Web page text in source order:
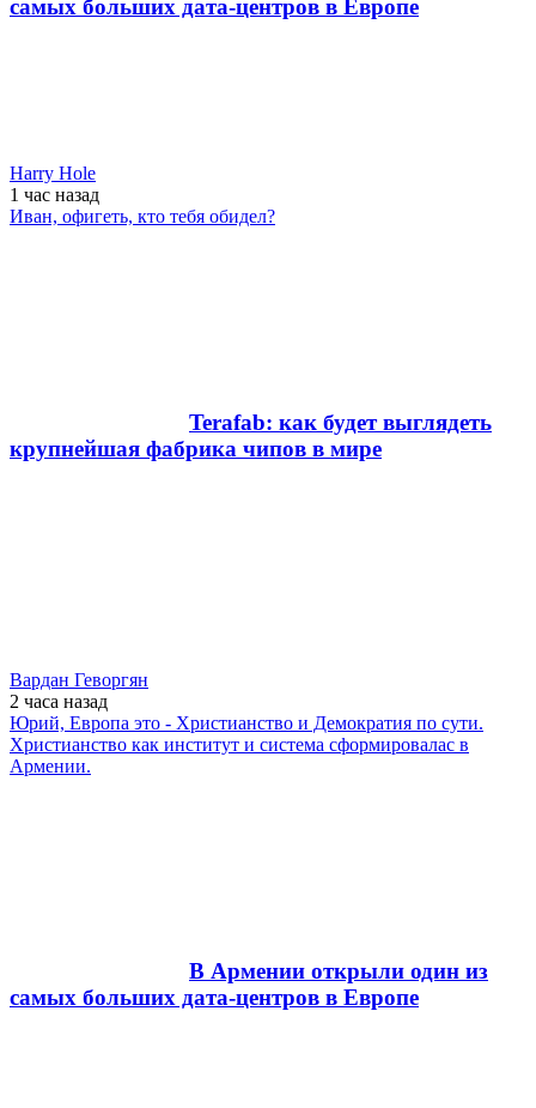
самых больших дата-центров в Европе
Harry Hole
1 час назад
Иван, офигеть, кто тебя обидел?
Terafab: как будет выглядеть
крупнейшая фабрика чипов в мире
Вардан Геворгян
2 часа назад
Юрий, Европа это - Христианство и Демократия по сути.
Христианство как институт и система сформировалас в
Армении.
В Армении открыли один из
самых больших дата-центров в Европе